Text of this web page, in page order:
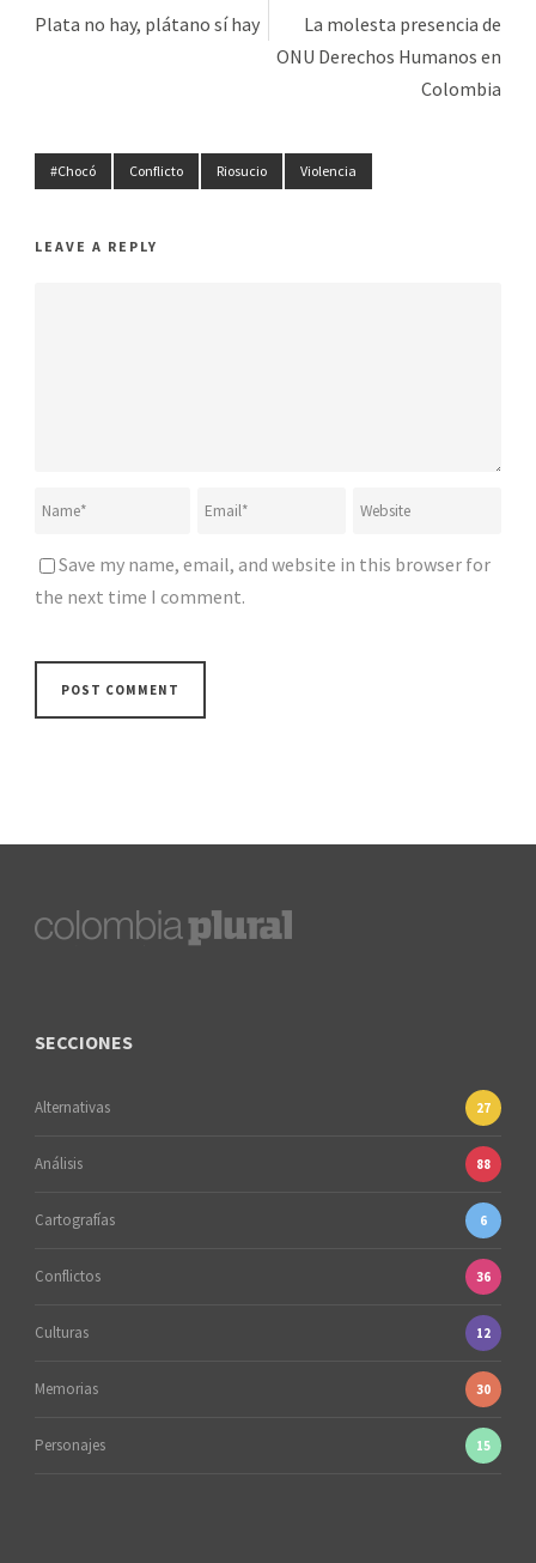
Plata no hay, plátano sí hay
La molesta presencia de
ONU Derechos Humanos en
Colombia
#Chocó Conflicto Riosucio Violencia
LEAVE A REPLY
Save my name, email, and website in this browser for
the next time I comment.
SECCIONES
Alternativas 27
Análisis 88
Cartografías 6
Conflictos 36
Culturas 12
Memorias 30
Personajes 15